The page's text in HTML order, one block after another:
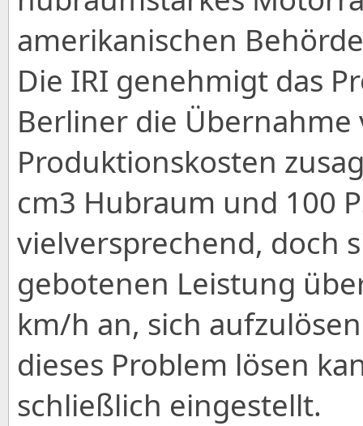
amerikanischen
Die IRI genehmigt das
Berliner die Übernahme
Produktionskosten
cm3 Hubraum und 100
vielversprechend, doch
gebotenen Leistung
km/h an, sich
dieses Problem lösen
schließlich eingestellt.